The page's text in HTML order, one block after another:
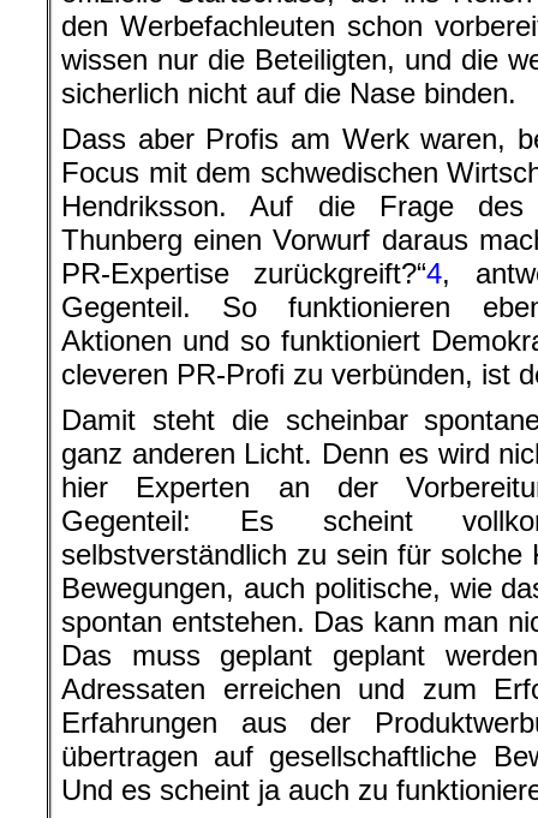
den Werbefachleuten schon
wissen nur die Beteiligten, und die
sicherlich nicht auf die Nase binden.
Dass aber Profis am Werk waren,
Focus mit dem schwedischen
Hendriksson. Auf die Frage
Thunberg einen Vorwurf daraus
PR-Expertise zurückgreift?“4,
Gegenteil. So funktionieren
Aktionen und so funktioniert
cleveren PR-Profi zu verbünden, ist
Damit steht die scheinbar
ganz anderen Licht. Denn es wird
hier Experten an der
Gegenteil: Es scheint
selbstverständlich zu sein für solche
Bewegungen, auch politische, wie
spontan entstehen. Das kann man
Das muss geplant geplant
Adressaten erreichen und zum
Erfahrungen aus der
übertragen auf gesellschaftliche
Und es scheint ja auch zu